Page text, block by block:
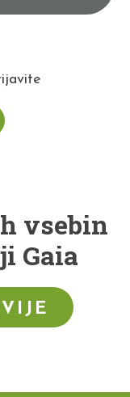
vsebin
Gaia